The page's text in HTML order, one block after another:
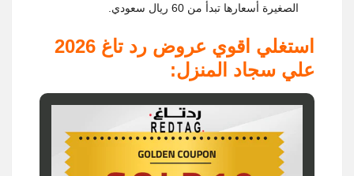
الصغيرة أسعارها تبدأ من 60 ريال سعودي.
استغلي اقوي عروض رد تاغ 2026
علي سجاد المنزل: